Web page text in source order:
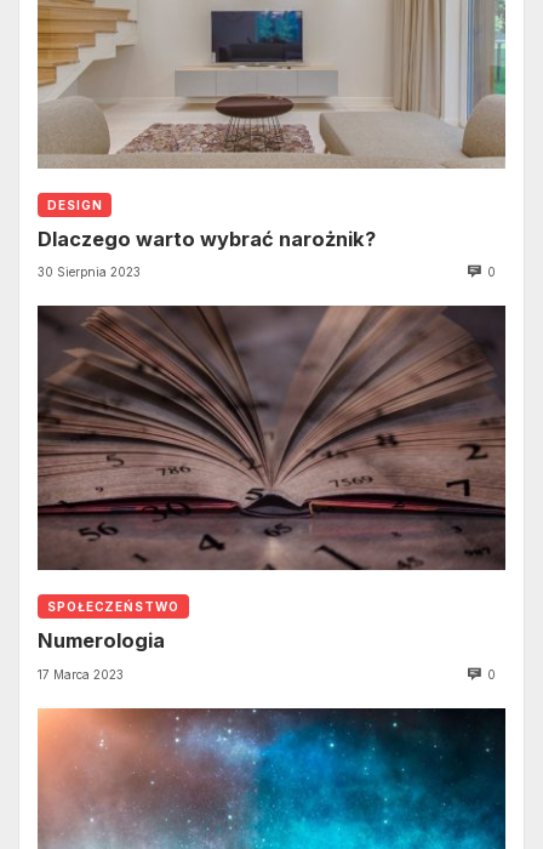
DESIGN
Dlaczego warto wybrać narożnik?
30 Sierpnia 2023 0
SPOŁECZEŃSTWO
Numerologia
17 Marca 2023 0